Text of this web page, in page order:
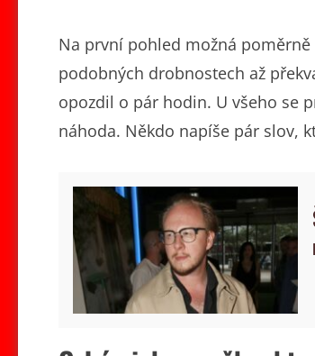
Na první pohled možná
podobných drobnostech až
opozdil o pár hodin. U všeho se
náhoda. Někdo napíše pár slov,